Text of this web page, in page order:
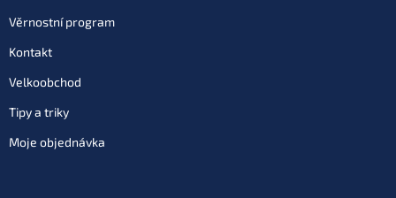
Věrnostní program
Kontakt
Velkoobchod
Tipy a triky
Moje objednávka